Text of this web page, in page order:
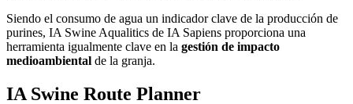
Siendo el consumo de agua un indicador clave de la producción de
purines, IA Swine Aqualitics de IA Sapiens proporciona una
herramienta igualmente clave en la gestión de impacto
medioambiental de la granja.
IA Swine Route Planner